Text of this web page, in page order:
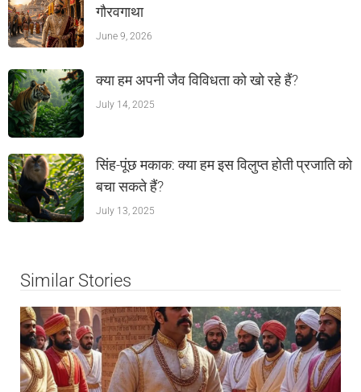
गौरवगाथा
June 9, 2026
क्या हम अपनी जैव विविधता को खो रहे हैं?
July 14, 2025
सिंह-पूंछ मकाक: क्या हम इस विलुप्त होती प्रजाति को
बचा सकते हैं?
July 13, 2025
Similar Stories